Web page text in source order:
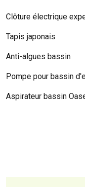
Clôture électrique
Tapis japonais
Anti-algues bassin
Pompe pour bassin
Aspirateur bassin